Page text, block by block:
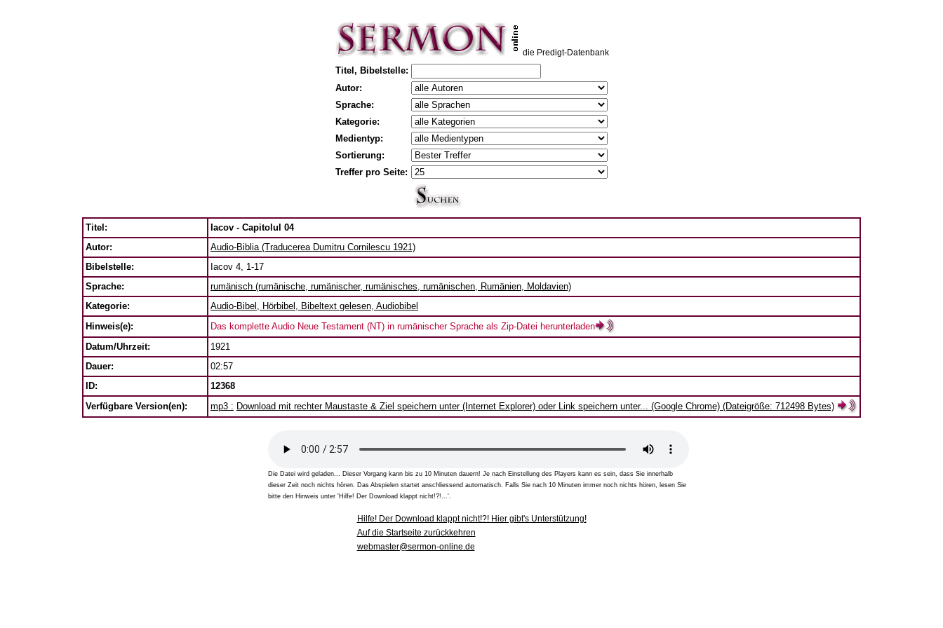
die Predigt-Datenbank
Titel, Bibelstelle:
Autor:
Sprache:
Kategorie:
Medientyp:
Sortierung:
Treffer pro Seite:
Titel:
Iacov - Capitolul 04
Autor:
Audio-Biblia (Traducerea Dumitru Cornilescu 1921)
Bibelstelle:
Iacov 4, 1-17
Sprache:
rumänisch (rumänische, rumänischer, rumänisches, rumänischen, Rumänien, Moldavien)
Kategorie:
Audio-Bibel, Hörbibel, Bibeltext gelesen, Audiobibel
Hinweis(e):
Das komplette Audio Neue Testament (NT) in rumänischer Sprache als Zip-Datei herunterladen
Datum/Uhrzeit:
1921
Dauer:
02:57
ID:
12368
Verfügbare Version(en):
mp3 : Download mit rechter Maustaste & Ziel speichern unter (Internet Explorer) oder Link speichern unter... (Google Chrome) (Dateigröße: 712498 Bytes)
Die Datei wird geladen... Dieser Vorgang kann bis zu 10 Minuten dauern! Je nach Einstellung des Players kann es sein, dass Sie innerhalb
dieser Zeit noch nichts hören. Das Abspielen startet anschliessend automatisch. Falls Sie nach 10 Minuten immer noch nichts hören, lesen Sie
bitte den Hinweis unter 'Hilfe! Der Download klappt nicht!?!...'.
Hilfe! Der Download klappt nicht!?! Hier gibt's Unterstützung!
Auf die Startseite zurückkehren
webmaster@sermon-online.de